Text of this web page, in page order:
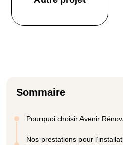
Sommaire
Pourquoi choisir Avenir
Nos prestations pour